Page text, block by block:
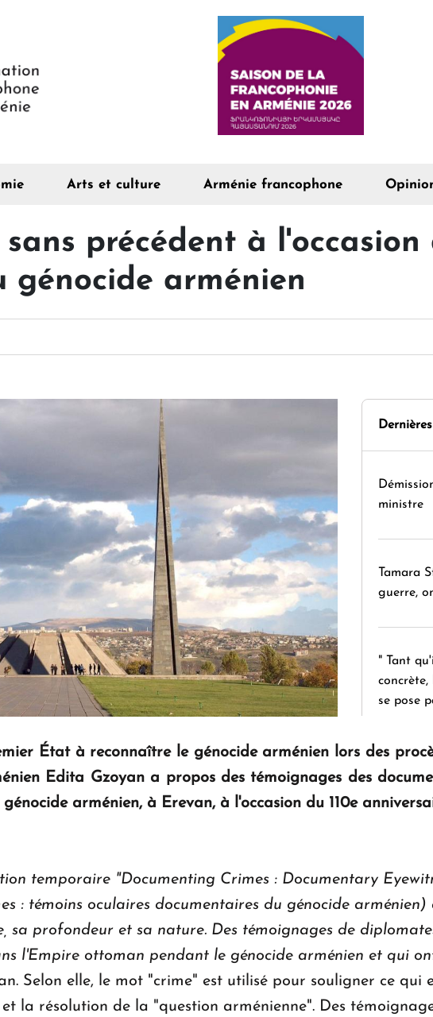
Arts et culture Arménie francophone
précédent à l'occasion
génocide arménien
ministre
Tamara
guerre,
" Tant
se pose
KASA :
État à reconnaître le génocide arménien lors des
Edita Gzoyan a propos des témoignages des
arménien, à Erevan, à l'occasion du 110e
temporaire "Documenting Crimes : Documentary
: témoins oculaires documentaires du génocide arménien)
sa profondeur et sa nature. Des témoignages de
l'Empire ottoman pendant le génocide arménien et qui
Selon elle, le mot "crime" est utilisé pour souligner ce qui
la résolution de la "question arménienne". Des